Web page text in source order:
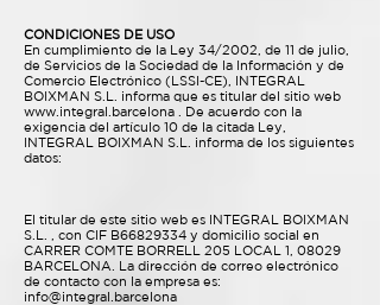
CONDICIONES DE USO
En cumplimiento de la Ley 34/2002, de 11 de julio,
de Servicios de la Sociedad de la Información y de
Comercio Electrónico (LSSI-CE), INTEGRAL
BOIXMAN S.L. informa que es titular del sitio web
www.integral.barcelona . De acuerdo con la
exigencia del artículo 10 de la citada Ley,
INTEGRAL BOIXMAN S.L. informa de los siguientes
datos:
El titular de este sitio web es INTEGRAL BOIXMAN
S.L. , con CIF B66829334 y domicilio social en
CARRER COMTE BORRELL 205 LOCAL 1, 08029
BARCELONA. La dirección de correo electrónico
de contacto con la empresa es:
info@integral.barcelona